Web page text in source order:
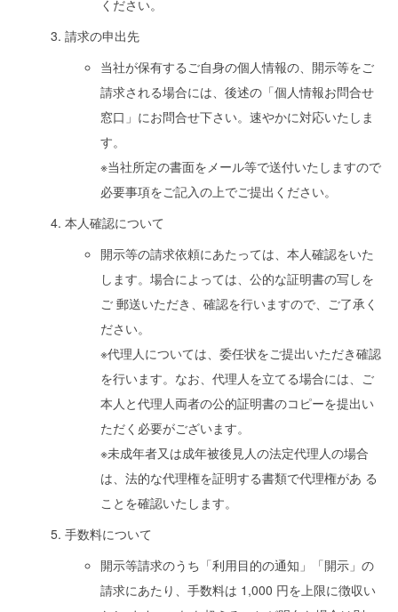
ください。
請求の申出先
当社が保有するご自身の個人情報の、開示等をご
請求される場合には、後述の「個人情報お問合せ
窓口」にお問合せ下さい。速やかに対応いたしま
す。
※当社所定の書面をメール等で送付いたしますので
必要事項をご記入の上でご提出ください。
本人確認について
開示等の請求依頼にあたっては、本人確認をいた
します。場合によっては、公的な証明書の写しを
ご 郵送いただき、確認を行いますので、ご了承く
ださい。
※代理人については、委任状をご提出いただき確認
を行います。なお、代理人を立てる場合には、ご
本人と代理人両者の公的証明書のコピーを提出い
ただく必要がございます。
※未成年者又は成年被後見人の法定代理人の場合
は、法的な代理権を証明する書類で代理権があ る
ことを確認いたします。
手数料について
開示等請求のうち「利用目的の通知」「開示」の
請求にあたり、手数料は 1,000 円を上限に徴収い